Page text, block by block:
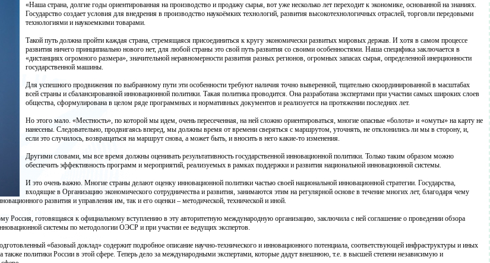
«Наша страна, долгие годы ориентированная на производство и продажу сырья, вот уже несколько лет переходит к экономике, основанной на знаниях.
Государство создает условия для внедрения в производство наукоёмких технологий, развития высокотехнологичных отраслей, торговли передовыми
технологиями и наукоемкими товарами.
Такой путь должна пройти каждая страна, стремящаяся присоединиться к кругу экономически развитых мировых держав. И хотя в самом процессе
развития ничего принципиально нового нет, для любой страны это свой путь развития со своими особенностями. Наша специфика заключается в
«дистанциях огромного размера», значительной неравномерности развития разных регионов, огромных запасах сырья, определенной инерционности
государственной машины.
Для успешного продвижения по выбранному пути эти особенности требуют наличия точно выверенной, тщательно скоординированной в масштабах
всей страны и сбалансированной инновационной политики. Такая политика проводится. Она разработана экспертами при участии самых широких слоев
общества, сформулирована в целом ряде программных и нормативных документов и реализуется на протяжении последних лет.
Но этого мало. «Местность», по которой мы идем, очень пересеченная, на ней сложно ориентироваться, многие опасные «болота» и «омуты» на карту не
нанесены. Следовательно, продвигаясь вперед, мы должны время от времени сверяться с маршрутом, уточнять, не отклонились ли мы в сторону, и,
если это случилось, возвращаться на маршрут снова, а может быть, и вносить в него какие-то изменения.
Другими словами, мы все время должны оценивать результативность государственной инновационной политики. Только таким образом можно
обеспечить эффективность программ и мероприятий, реализуемых в рамках поддержки и развития национальной инновационной системы.
И это очень важно. Многие страны делают оценку инновационной политики частью своей национальной инновационной стратегии. Государства,
входящие в Организацию экономического сотрудничества и развития, занимаются этим на регулярной основе в течение многих лет, благодаря чему
развития и управления им, так и его оценки – методической, технической и иной.
готовящаяся к официальному вступлению в эту авторитетную международную организацию, заключила с ней соглашение о проведении обзора
системы по методологии ОЭСР и при участии ее ведущих экспертов.
«базовый доклад» содержит подробное описание научно-технического и инновационного потенциала, соответствующей инфраструктуры и иных
политики России в этой сфере. Теперь дело за международными экспертами, которые дадут внешнюю, т.е. в высшей степени независимую и